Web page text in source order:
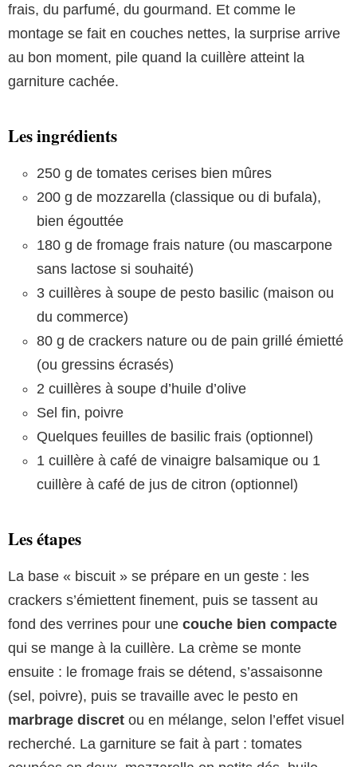
frais, du parfumé, du gourmand. Et comme le
montage se fait en couches nettes, la surprise arrive
au bon moment, pile quand la cuillère atteint la
garniture cachée.
Les ingrédients
250 g de tomates cerises bien mûres
200 g de mozzarella (classique ou di bufala),
bien égouttée
180 g de fromage frais nature (ou mascarpone
sans lactose si souhaité)
3 cuillères à soupe de pesto basilic (maison ou
du commerce)
80 g de crackers nature ou de pain grillé émietté
(ou gressins écrasés)
2 cuillères à soupe d’huile d’olive
Sel fin, poivre
Quelques feuilles de basilic frais (optionnel)
1 cuillère à café de vinaigre balsamique ou 1
cuillère à café de jus de citron (optionnel)
Les étapes
La base « biscuit » se prépare en un geste : les
crackers s’émiettent finement, puis se tassent au
fond des verrines pour une couche bien compacte
qui se mange à la cuillère. La crème se monte
ensuite : le fromage frais se détend, s’assaisonne
(sel, poivre), puis se travaille avec le pesto en
marbrage discret ou en mélange, selon l’effet visuel
recherché. La garniture se fait à part : tomates